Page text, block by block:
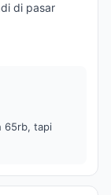
di pasar
65rb, tapi